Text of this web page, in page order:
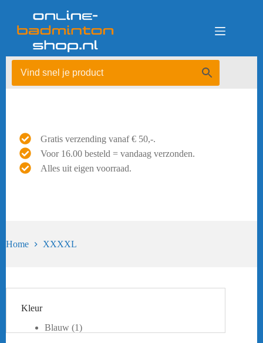
Gratis verzending vanaf € 50,-.
Voor 16.00 besteld = vandaag verzonden.
Alles uit eigen voorraad.
Home XXXXL
Kleur
Blauw (1)